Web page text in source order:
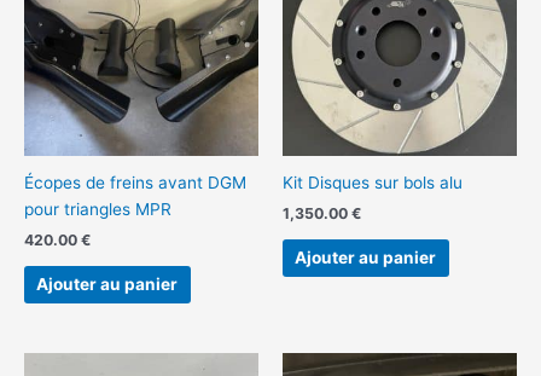
Écopes de freins avant DGM
pour triangles MPR
420.00 €
Ajouter au panier
Kit Disques sur bols alu
1,350.00 €
Ajouter au panier